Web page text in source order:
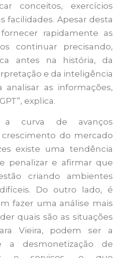
conceitos, exercícios
facilidades. Apesar desta
rapidamente as
continuar precisando,
antes na história, da
e da inteligência
analisar as informações,
explica.
curva de avanços
do mercado
existe uma tendência
penalizar e afirmar que
criando ambientes
Do outro lado, é
fazer uma análise mais
quais são as situações
Vieira, podem ser a
a desmonetização de